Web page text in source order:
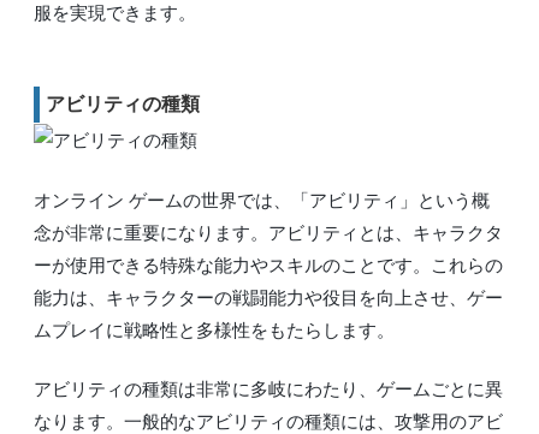
服を実現できます。
アビリティの種類
オンライン ゲームの世界では、「アビリティ」という概
念が非常に重要になります。アビリティとは、キャラクタ
ーが使用できる特殊な能力やスキルのことです。これらの
能力は、キャラクターの戦闘能力や役目を向上させ、ゲー
ムプレイに戦略性と多様性をもたらします。
アビリティの種類は非常に多岐にわたり、ゲームごとに異
なります。一般的なアビリティの種類には、攻撃用のアビ